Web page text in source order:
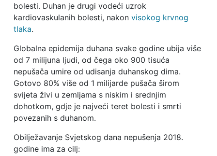
bolesti. Duhan je drugi vodeći uzrok
kardiovaskulanih bolesti, nakon visokog krvnog
tlaka.
Globalna epidemija duhana svake godine ubija više
od 7 milijuna ljudi, od čega oko 900 tisuća
nepušača umire od udisanja duhanskog dima.
Gotovo 80% više od 1 milijarde pušača širom
svijeta živi u zemljama s niskim i srednjim
dohotkom, gdje je najveći teret bolesti i smrti
povezanih s duhanom.
Obilježavanje Svjetskog dana nepušenja 2018.
godine ima za cilj: